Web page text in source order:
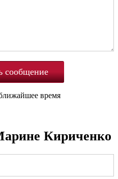
сообщение
время
Кириченко